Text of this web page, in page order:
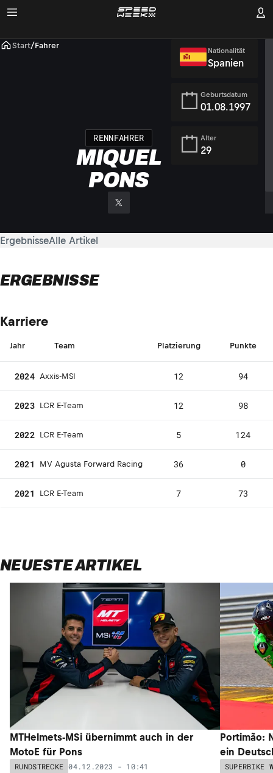
Start/Fahrer
RENNFAHRER
MIQUEL
PONS
Nationalität
Spanien
Geburtsdatum
01.08.1997
Alter
29
ErgebnisseAlle Artikel
ERGEBNISSE
Karriere
Jahr Team Platzierung Punkte
2024 Axxis-MSI 12 94
2023 LCR E-Team 12 98
2022 LCR E-Team 5 124
2021 MV Agusta Forward Racing 36 0
2021 LCR E-Team 7 73
NEUESTE ARTIKEL
MTHelmets-MSi übernimmt auch in der
MotoE für Pons
RUNDSTRECKE 04.12.2023 - 10:41
Portimão:
ein
SUPERBIKE